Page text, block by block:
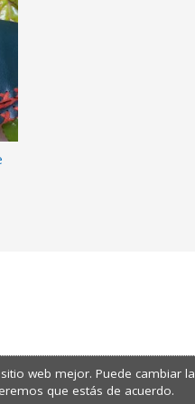
web mejor. Puede cambiar la
que estás de acuerdo.